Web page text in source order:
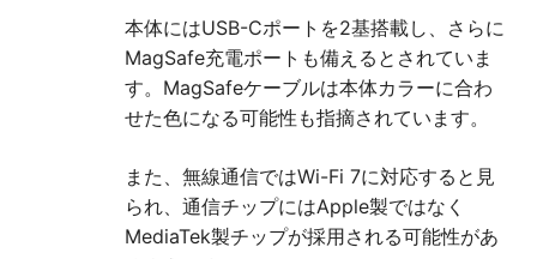
本体にはUSB-Cポートを2基搭載し、さらに
MagSafe充電ポートも備えるとされていま
す。MagSafeケーブルは本体カラーに合わ
せた色になる可能性も指摘されています。
また、無線通信ではWi-Fi 7に対応すると見
られ、通信チップにはApple製ではなく
MediaTek製チップが採用される可能性があ